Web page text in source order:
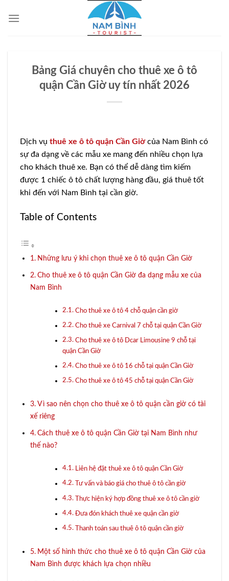
qua
Bảng Giá chuyên cho thuê xe ô tô
quận Cần Giờ uy tín nhất 2026
Dịch vụ thuê xe ô tô quận Cần Giờcủa Nam Bình có
sự đa dạng về các mẫu xe mang đến nhiều chọn lựa
cho khách thuê xe. Bạn có thể dễ dàng tìm kiếm
được 1 chiếc ô tô chất lượng hàng đầu, giá thuê tốt
khi đến với Nam Bình tại cần giờ.
Table of Contents
Những lưu ý khi chọn thuê xe ô tô quận Cần Giờ
Cho thuê xe ô tô quận Cần Giờ đa dạng mẫu xe của
Nam Bình
Cho thuê xe ô tô 4 chỗ quận cần giờ
Cho thuê xe Carnival 7 chỗ tại quận Cần Giờ
Cho thuê xe ô tô Dcar Limousine 9 chỗ tại
quận Cần Giờ
Cho thuê xe ô tô 16 chỗ tại quận Cần Giờ
Cho thuê xe ô tô 45 chỗ tại quận Cần Giờ
Vì sao nên chọn cho thuê xe ô tô quận cần giờ có tài
xế riêng
Cách thuê xe ô tô quận Cần Giờ tại Nam Bình như
thế nào?
Liên hệ đặt thuê xe ô tô quận Cần Giờ
Tư vấn và báo giá cho thuê ô tô cần giờ
Thực hiện ký hợp đồng thuê xe ô tô cần giờ
Đưa đón khách thuê xe quận cần giờ
Thanh toán sau thuê ô tô quận cần giờ
Một số hình thức cho thuê xe ô tô quận Cần Giờ của
Nam Bình được khách lựa chọn nhiều